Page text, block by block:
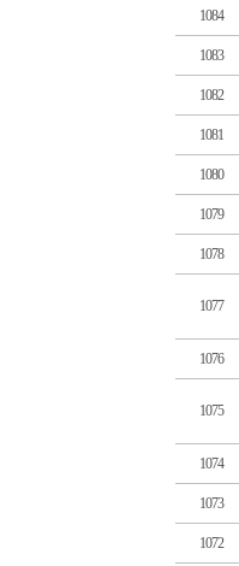
1084
1083
1082
1081
1080
1079
1078
1077
1076
1075
1074
1073
1072